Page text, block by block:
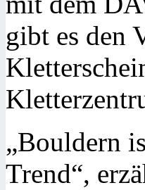
gibt es den
„Bouldern
Trend“,